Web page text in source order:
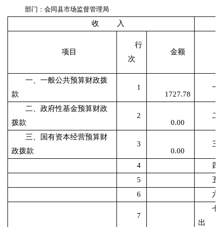
部门：会同县市场监督管理局
收 入
项目
行
次
金额
一、一般公共预算财政拨
款
1
1727.78
一
二、政府性基金预算财政
拨款
2
0.00
二
三、国有资本经营预算财
政拨款
3
0.00
三
4
四
5
五
6
六
7
七
出